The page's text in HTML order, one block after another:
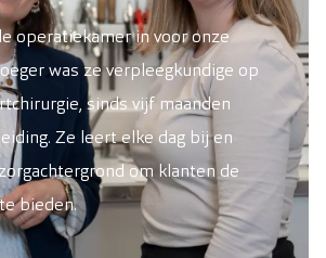
operatiekamer in voor onze
was ze verpleegkundige op
sinds vijf maanden
Ze leert elke dag bij en
om klanten de
bieden.